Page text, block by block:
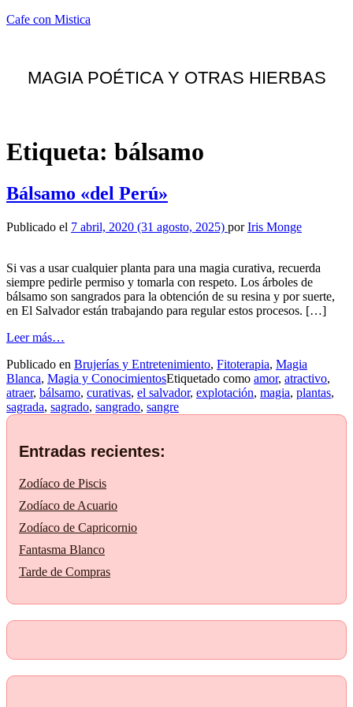
Cafe con Mistica
MAGIA POÉTICA Y OTRAS HIERBAS
Etiqueta: bálsamo
Bálsamo «del Perú»
Publicado el 7 abril, 2020 (31 agosto, 2025) por Iris Monge
Si vas a usar cualquier planta para una magia curativa, recuerda
siempre pedirle permiso y tomarla con respeto. Los árboles de
bálsamo son sangrados para la obtención de su resina y por suerte,
en El Salvador están trabajando para regular estos procesos. […]
Leer más…
«del
Perú»
Publicado en Brujerías y Entretenimiento, Fitoterapia, Magia
Blanca, Magia y ConocimientosEtiquetado como amor, atractivo,
atraer, bálsamo, curativas, el salvador, explotación, magia, plantas,
sagrada, sagrado, sangrado, sangre
Entradas recientes:
Zodíaco de Piscis
Zodíaco de Acuario
Zodíaco de Capricornio
Fantasma Blanco
Tarde de Compras